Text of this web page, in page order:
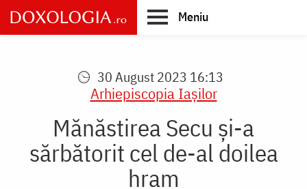
Skip
to
main
Meniu
30 August 2023 16:13
Arhiepiscopia Iaşilor
Mănăstirea Secu și-a
sărbătorit cel de-al doilea
hram